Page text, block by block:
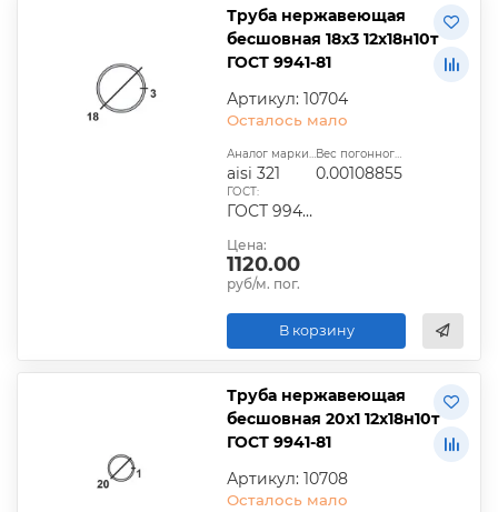
Труба нержавеющая
бесшовная 18х3 12х18н10т
ГОСТ 9941-81
Артикул: 10704
Осталось мало
Аналог марки стали:
aisi 321
Вес погонного метра, т.:
0.00108855
ГОСТ:
ГОСТ 9940-81, ГОСТ 9941-81, ГОСТ 24030-80, ГОСТ 10498-82
Цена:
1120.00
руб/м. пог.
В корзину
Труба нержавеющая
бесшовная 20х1 12х18н10т
ГОСТ 9941-81
Артикул: 10708
Осталось мало